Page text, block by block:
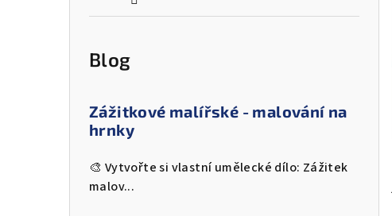
Blog
Zážitkové malířské - malování na
hrnky
🎨 Vytvořte si vlastní umělecké dílo: Zážitek
malov...